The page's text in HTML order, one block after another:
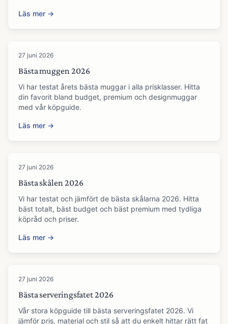
Läs mer →
27 juni 2026
Bästa muggen 2026
Vi har testat årets bästa muggar i alla prisklasser. Hitta
din favorit bland budget, premium och designmuggar
med vår köpguide.
Läs mer →
27 juni 2026
Bästa skålen 2026
Vi har testat och jämfört de bästa skålarna 2026. Hitta
bäst totalt, bäst budget och bäst premium med tydliga
köpråd och priser.
Läs mer →
27 juni 2026
Bästa serveringsfatet 2026
Vår stora köpguide till bästa serveringsfatet 2026. Vi
jämför pris, material och stil så att du enkelt hittar rätt fat